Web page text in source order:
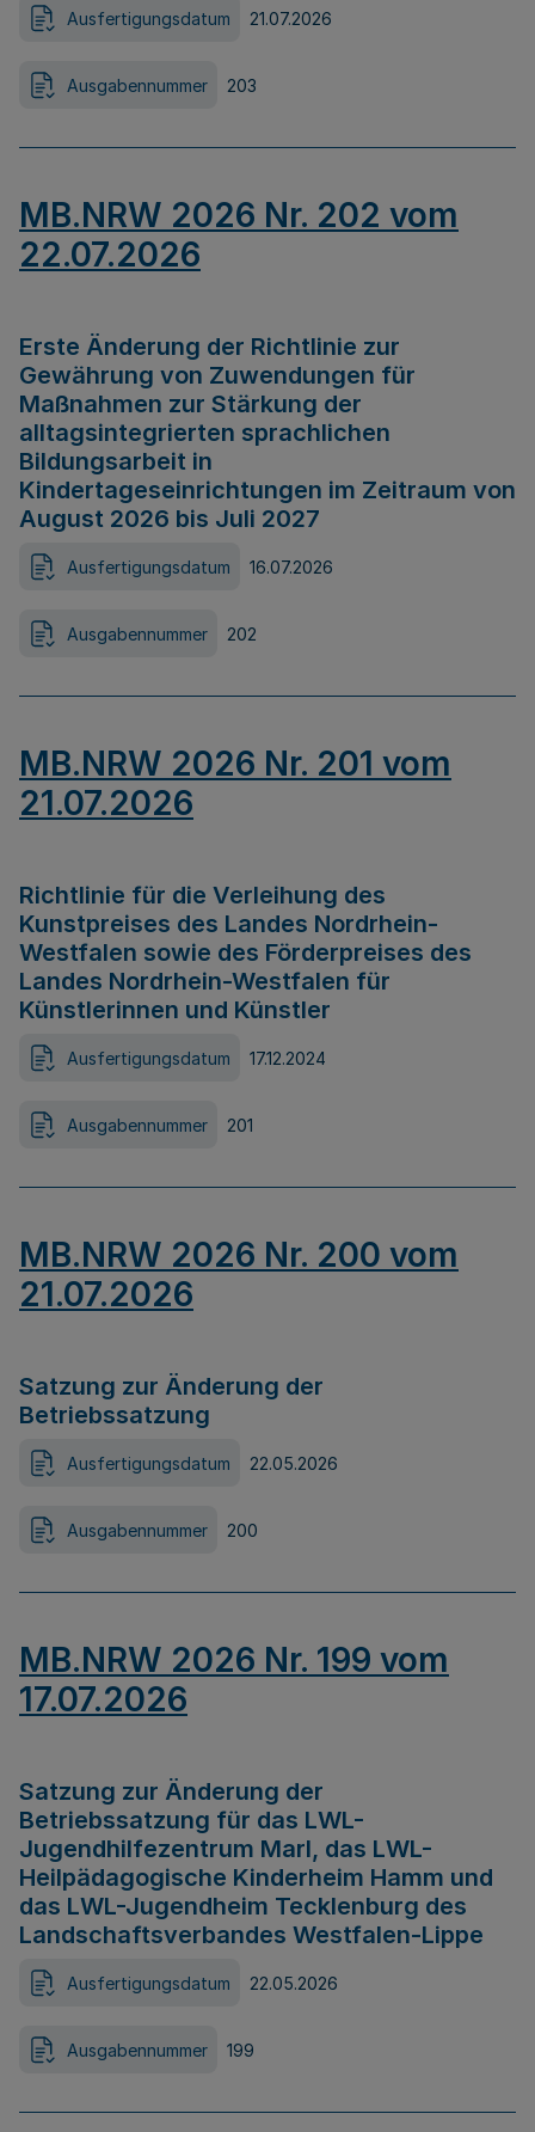
Ausfertigungsdatum 21.07.2026
Ausgabennummer 203
MB.NRW 2026 Nr. 202 vom
22.07.2026
Erste Änderung der Richtlinie zur
Gewährung von Zuwendungen für
Maßnahmen zur Stärkung der
alltagsintegrierten sprachlichen
Bildungsarbeit in
Kindertageseinrichtungen im Zeitraum von
August 2026 bis Juli 2027
Ausfertigungsdatum 16.07.2026
Ausgabennummer 202
MB.NRW 2026 Nr. 201 vom
21.07.2026
Richtlinie für die Verleihung des
Kunstpreises des Landes Nordrhein-
Westfalen sowie des Förderpreises des
Landes Nordrhein-Westfalen für
Künstlerinnen und Künstler
Ausfertigungsdatum 17.12.2024
Ausgabennummer 201
MB.NRW 2026 Nr. 200 vom
21.07.2026
Satzung zur Änderung der
Betriebssatzung
Ausfertigungsdatum 22.05.2026
Ausgabennummer 200
MB.NRW 2026 Nr. 199 vom
17.07.2026
Satzung zur Änderung der
Betriebssatzung für das LWL-
Jugendhilfezentrum Marl, das LWL-
Heilpädagogische Kinderheim Hamm und
das LWL-Jugendheim Tecklenburg des
Landschaftsverbandes Westfalen-Lippe
Ausfertigungsdatum 22.05.2026
Ausgabennummer 199